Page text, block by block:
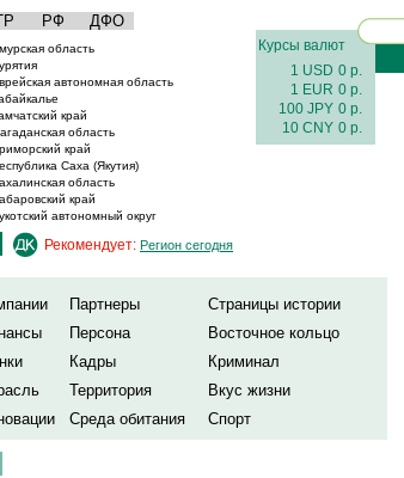
РФ ДФО
область
автономная область
край
область
край
Саха (Якутия)
область
край
автономный округ
Курсы валют
1 USD 0 р.
1 EUR 0 р.
100 JPY 0 р.
10 CNY 0 р.
Рекомендует: Регион сегодня
Партнеры
Страницы истории
Персона
Восточное кольцо
Кадры
Криминал
Территория
Вкус жизни
Среда обитания Спорт